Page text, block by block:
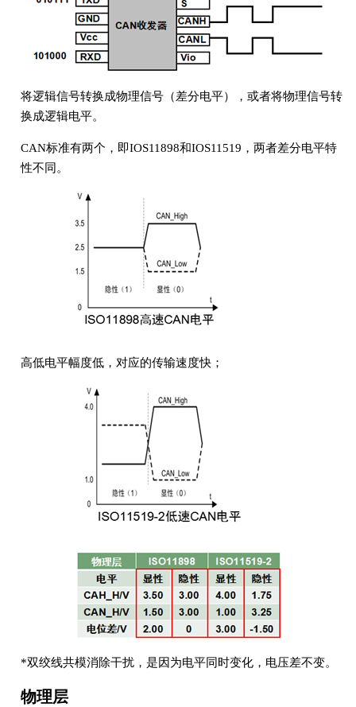
将逻辑信号转换成物理信号（差分电平），或者将物理信号转
换成逻辑电平。
CAN标准有两个，即IOS11898和IOS11519，两者差分电平特
性不同。
高低电平幅度低，对应的传输速度快；
*双绞线共模消除干扰，是因为电平同时变化，电压差不变。
物理层